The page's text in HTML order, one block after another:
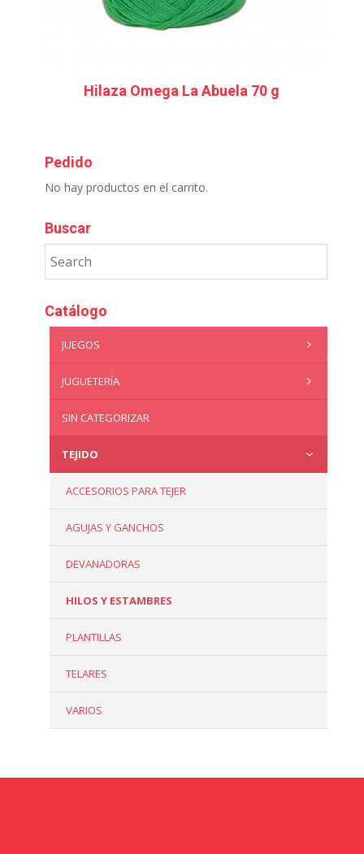
Hilaza Omega La Abuela 70 g
Pedido
No hay productos en el carrito.
Buscar
Catálogo
JUEGOS
JUGUETERÍA
SIN CATEGORIZAR
TEJIDO
ACCESORIOS PARA TEJER
AGUJAS Y GANCHOS
DEVANADORAS
HILOS Y ESTAMBRES
PLANTILLAS
TELARES
VARIOS